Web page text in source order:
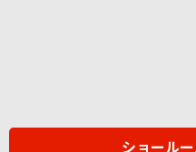
ショール